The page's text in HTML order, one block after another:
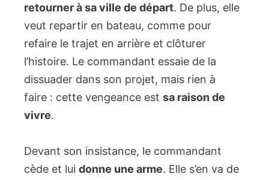
retourner à sa ville de départ. De plus, elle
veut repartir en bateau, comme pour
refaire le trajet en arrière et clôturer
l’histoire. Le commandant essaie de la
dissuader dans son projet, mais rien à
faire : cette vengeance est sa raison de
vivre.
Devant son insistance, le commandant
cède et lui donne une arme. Elle s’en va de